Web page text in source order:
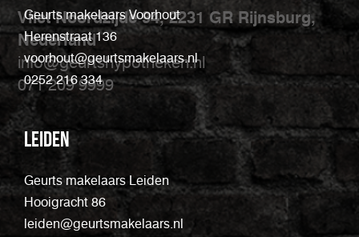
Vliet Noordzijde 94, 2231 GR Rijnsburg,
Nederland
info@geurtshypotheken.nl
071 209 9999
Geurts makelaars Voorhout
Herenstraat 136
voorhout@geurtsmakelaars.nl
0252 216 334
Leiden
Geurts makelaars Leiden
Hooigracht 86
leiden@geurtsmakelaars.nl